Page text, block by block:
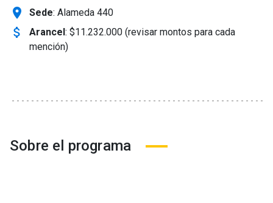
location_on Sede: Alameda 440
attach_money Arancel: $11.232.000 (revisar montos para cada
mención)
Sobre el programa